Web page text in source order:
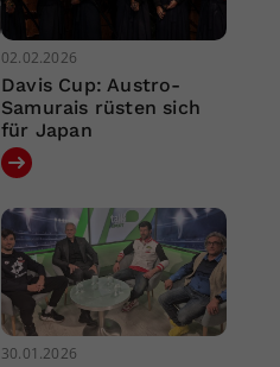
02.02.2026
Davis Cup: Austro-
Samurais rüsten sich
für Japan
30.01.2026